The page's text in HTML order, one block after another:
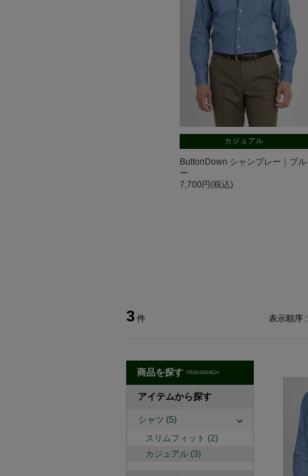
カジュアル
ButtonDown シャンブレー｜ブル
ー
7,700円(税込)
3 件 表示順序 :
商品を探す ITEM SEARCH
アイテムから探す
シャツ (5)
スリムフィット (2)
カジュアル (3)